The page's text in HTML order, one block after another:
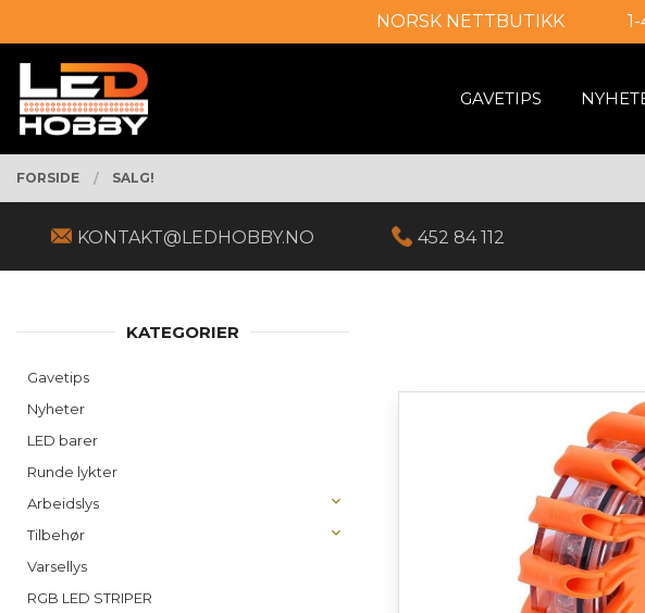
til
innholdet
NORSK NETTBUTIKK
PRODUKTER
GAVETIPS
FORSIDE SALG!
KONTAKT@LEDHOBBY.NO 452 84 112
KATEGORIER
Gavetips
Nyheter
LED barer
Runde lykter
Arbeidslys
Tilbehør
Varsellys
RGB LED STRIPER